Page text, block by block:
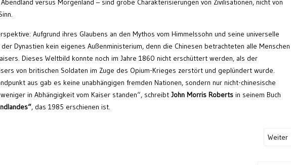
versus Morgenland – sind grobe Charakterisierungen von Zivilisationen, nicht von
Aufgrund ihres Glaubens an den Mythos vom Himmelssohn und seine universelle
Dynastien kein eigenes Außenministerium, denn die Chinesen betrachteten alle Menschen
Dieses Weltbild konnte noch im Jahre 1860 nicht erschüttert werden, als der
von britischen Soldaten im Zuge des Opium-Krieges zerstört und geplündert wurde.
aus gab es keine unabhängigen fremden Nationen, sondern nur nicht-chinesische
in Abhängigkeit vom Kaiser standen“, schreibt John Morris Roberts in seinem Buch
, das 1985 erschienen ist.
Weiter